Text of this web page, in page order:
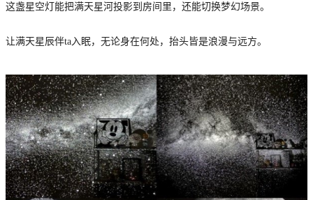
这盏星空灯能把满天星河投影到房间里，还能切换梦幻场景。
让满天星辰伴ta入眠，无论身在何处，抬头皆是浪漫与远方。